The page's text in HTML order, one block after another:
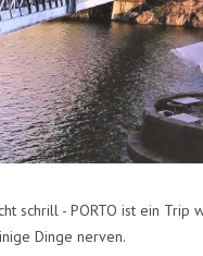
schrill - PORTO ist ein Trip
Dinge nerven.